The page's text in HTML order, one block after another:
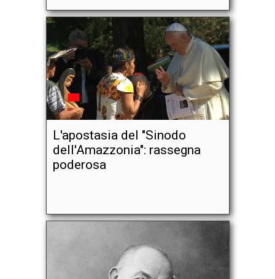
L'apostasia del "Sinodo
dell'Amazzonia": rassegna
poderosa